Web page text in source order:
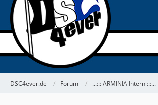
DSC4ever.de Forum ...::: ARMINIA Intern :::...